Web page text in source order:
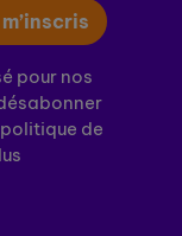
pour nos
de